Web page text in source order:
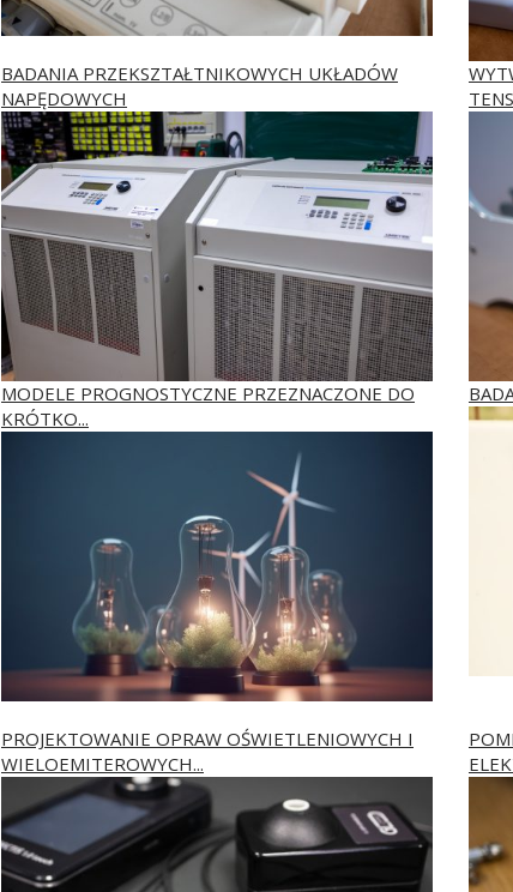
BADANIA PRZEKSZTAŁTNIKOWYCH UKŁADÓW
NAPĘDOWYCH
MODELE PROGNOSTYCZNE PRZEZNACZONE DO
KRÓTKO...
PROJEKTOWANIE OPRAW OŚWIETLENIOWYCH I
WIELOEMITEROWYCH...